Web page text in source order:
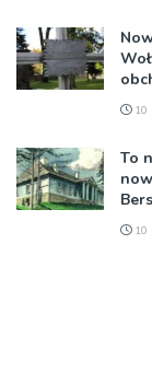
10
To
10